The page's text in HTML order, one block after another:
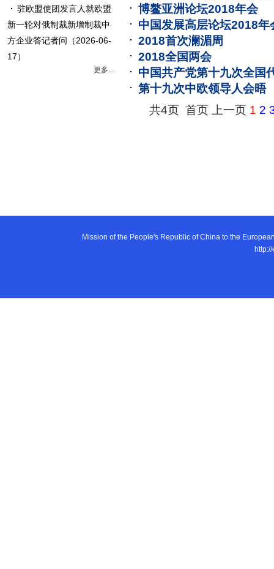
驻欧盟使团发言人就欧盟
新一轮对俄制裁新增制裁中
方企业答记者问 （2026-06-
17）
更多...
博鳌亚洲论坛2018年会
中国发展高层论坛2018年
2018首次澜湄周
2018全国两会
中国共产党第十九次全国
第十九次中欧领导人会晤
共4页 首页 上一页 1 2
Mission of the People's Republic of China to the